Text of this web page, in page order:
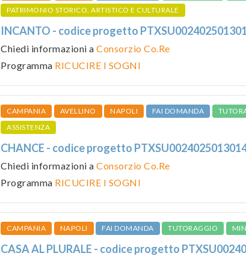
PATRIMONIO STORICO, ARTISTICO E CULTURALE
INCANTO - codice progetto
Chiedi informazioni a Consorzio Co.Re
Programma RICUCIRE I SOGNI
CAMPANIA AVELLINO NAPOLI FAI DOMANDA
ASSISTENZA
CHANCE - codice progetto
Chiedi informazioni a Consorzio Co.Re
Programma RICUCIRE I SOGNI
CAMPANIA NAPOLI FAI DOMANDA TUTORAGGIO
CASA AL PLURALE - codice progetto